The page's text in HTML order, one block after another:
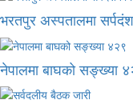
भरतपुर अस्पतालमा
नेपालमा बाघको सङ्ख्या